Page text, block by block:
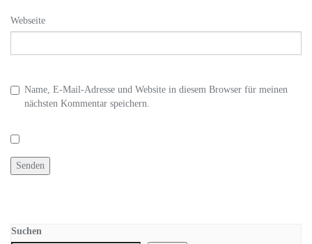
Webseite
Name, E-Mail-Adresse und Website in diesem Browser für meinen
nächsten Kommentar speichern.
Suchen